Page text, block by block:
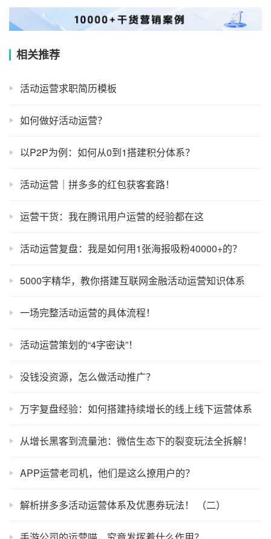
相关推荐
活动运营求职简历模板
如何做好活动运营？
以P2P为例：如何从0到1搭建积分体系？
活动运营｜拼多多的红包获客套路！
运营干货：我在腾讯用户运营的经验都在这
活动运营复盘：我是如何用1张海报吸粉40000+的？
5000字精华，教你搭建互联网金融活动运营知识体系
一场完整活动运营的具体流程！
活动运营策划的“4字密诀”！
没钱没资源，怎么做活动推广？
万字复盘经验：如何搭建持续增长的线上线下运营体系
从增长黑客到流量池：微信生态下的裂变玩法全拆解！
APP运营老司机，他们是这么撩用户的？
解析拼多多活动运营体系及优惠券玩法！ （二）